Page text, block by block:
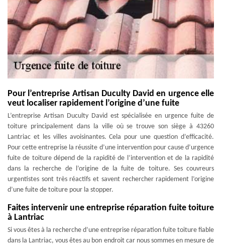
Pour l’entreprise Artisan Duculty David en urgence elle
veut localiser rapidement l’origine d’une fuite
L’entreprise Artisan Duculty David est spécialisée en urgence fuite de
toiture principalement dans la ville où se trouve son siège à 43260
Lantriac et les villes avoisinantes. Cela pour une question d’efficacité.
Pour cette entreprise la réussite d’une intervention pour cause d’urgence
fuite de toiture dépend de la rapidité de l’intervention et de la rapidité
dans la recherche de l’origine de la fuite de toiture. Ses couvreurs
urgentistes sont très réactifs et savent rechercher rapidement l’origine
d’une fuite de toiture pour la stopper.
Faites intervenir une entreprise réparation fuite toiture
à Lantriac
Si vous êtes à la recherche d’une entreprise réparation fuite toiture fiable
dans la Lantriac, vous êtes au bon endroit car nous sommes en mesure de